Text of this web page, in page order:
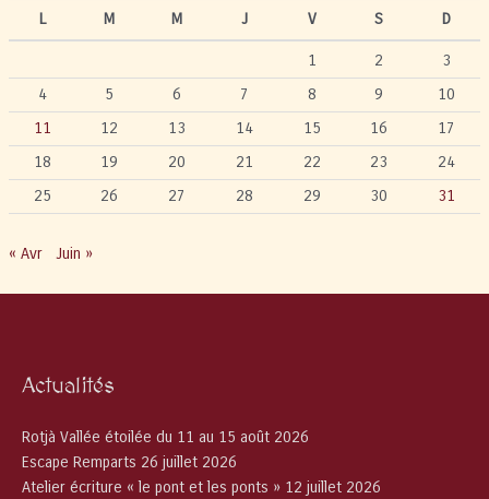
L M M J V S D
1 2
3
4
5 6 7 8 9
10
11
12 13 14 15 16
17
18
19 20 21 22 23
24
25
26 27 28 29 30 31
« Avr Juin »
Actualités
Rotjà Vallée étoilée du 11 au 15 août 2026
Escape Remparts 26 juillet 2026
Atelier écriture « le pont et les ponts » 12 juillet 2026